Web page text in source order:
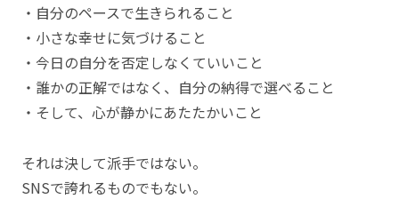
・自分のペースで生きられること
・小さな幸せに気づけること
・今日の自分を否定しなくていいこと
・誰かの正解ではなく、自分の納得で選べること
・そして、心が静かにあたたかいこと
それは決して派手ではない。
SNSで誇れるものでもない。